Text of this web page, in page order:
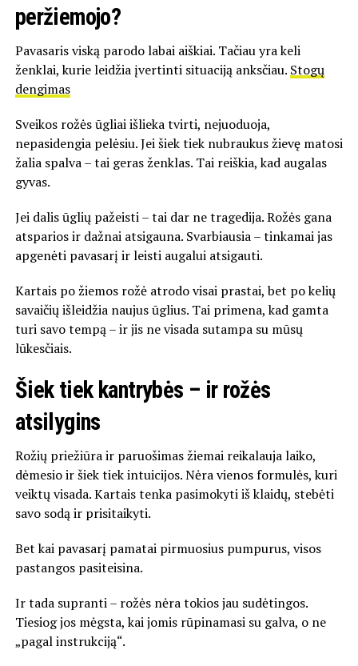
peržiemojo?
Pavasaris viską parodo labai aiškiai. Tačiau yra keli
ženklai, kurie leidžia įvertinti situaciją anksčiau. Stogų
dengimas
Sveikos rožės ūgliai išlieka tvirti, nejuoduoja,
nepasidengia pelėsiu. Jei šiek tiek nubraukus žievę matosi
žalia spalva – tai geras ženklas. Tai reiškia, kad augalas
gyvas.
Jei dalis ūglių pažeisti – tai dar ne tragedija. Rožės gana
atsparios ir dažnai atsigauna. Svarbiausia – tinkamai jas
apgenėti pavasarį ir leisti augalui atsigauti.
Kartais po žiemos rožė atrodo visai prastai, bet po kelių
savaičių išleidžia naujus ūglius. Tai primena, kad gamta
turi savo tempą – ir jis ne visada sutampa su mūsų
lūkesčiais.
Šiek tiek kantrybės – ir rožės
atsilygins
Rožių priežiūra ir paruošimas žiemai reikalauja laiko,
dėmesio ir šiek tiek intuicijos. Nėra vienos formulės, kuri
veiktų visada. Kartais tenka pasimokyti iš klaidų, stebėti
savo sodą ir prisitaikyti.
Bet kai pavasarį pamatai pirmuosius pumpurus, visos
pastangos pasiteisina.
Ir tada supranti – rožės nėra tokios jau sudėtingos.
Tiesiog jos mėgsta, kai jomis rūpinamasi su galva, o ne
„pagal instrukciją“.